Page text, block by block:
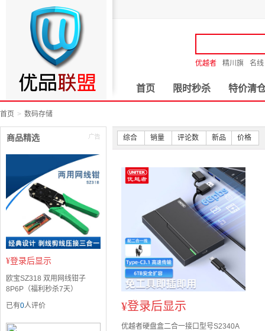
优越者 精川旗 名线
首页 限时秒杀 特价清
首页 数码存储
商品精选
¥登录后显示
欧宝SZ318 双用网线钳子
8P6P（福利秒杀7天）
已有0人评价
综合 销量 评论数 新品 价格
¥登录后显示
优越者硬盘盒二合一接口型号S2340A